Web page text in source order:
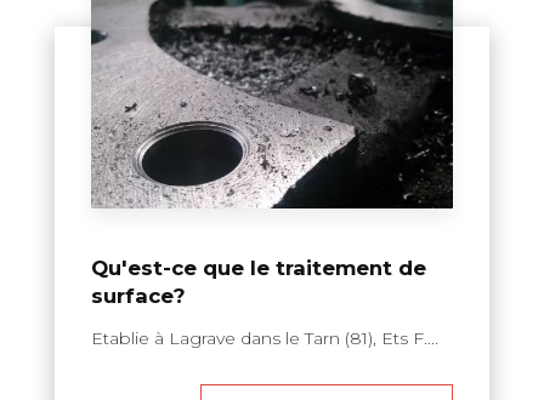
Qu'est-ce que le traitement de
surface?
Etablie à Lagrave dans le Tarn (81), Ets F....